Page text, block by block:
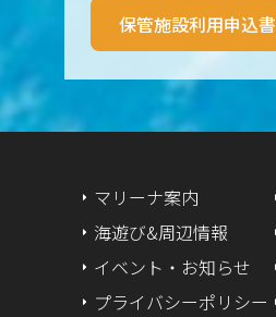
2024年6月
2024年5月
2024年4月
2024年2月
保管施設利用申込書
マリーナ案内
海遊び&周辺情報
イベント・お知らせ
プライバシーポリシー